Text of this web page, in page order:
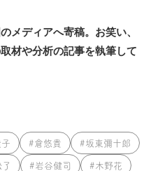
メディアへ寄稿。お笑い、
材や分析の記事を執筆して
#倉悠貴 #坂東彌十郎
#岩谷健司 #木野花